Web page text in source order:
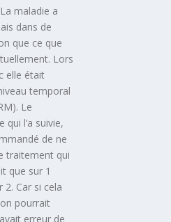
maladie a
dans de
que ce que
Lors
elle était
temporal
Le
qui l’a suivie,
de ne
traitement qui
que sur 1
2. Car si cela
pourrait
erreur de